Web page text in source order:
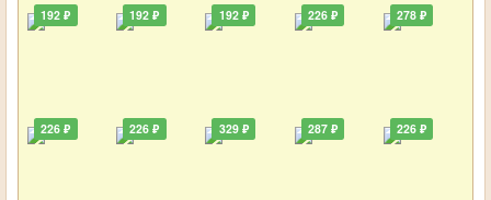
192 ₽
226 ₽
192 ₽
226 ₽
192 ₽
329 ₽
226 ₽
287 ₽
278 ₽
226 ₽